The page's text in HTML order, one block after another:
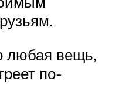
любая вещь,
по-